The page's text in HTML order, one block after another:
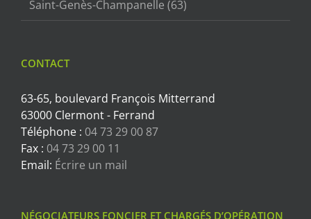
Saint-Genès-Champanelle (63)
CONTACT
63-65, boulevard François Mitterrand
63000 Clermont - Ferrand
Téléphone : 04 73 29 00 87
Fax : 04 73 29 00 11
Email: Écrire un mail
NÉGOCIATEURS FONCIER ET CHARGÉS D’OPÉRATION